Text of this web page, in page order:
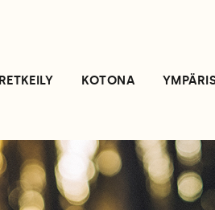
RETKEILY KOTONA